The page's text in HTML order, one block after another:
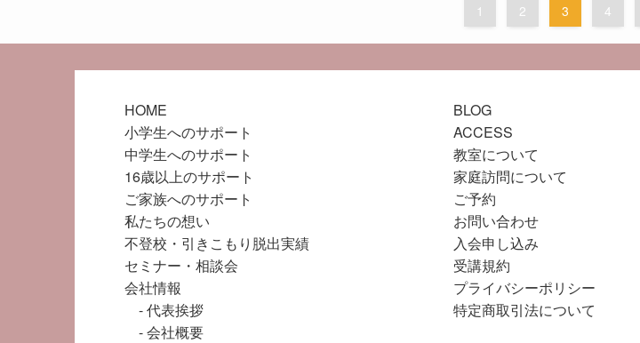
1 2 3 4
BLOG
ACCESS
教室について
家庭訪問について
ご予約
お問い合わせ
入会申し込み
受講規約
プライバシーポリシー
特定商取引法について
HOME
小学生へのサポート
中学生へのサポート
16歳以上のサポート
ご家族へのサポート
私たちの想い
不登校・引きこもり脱出実績
セミナー・相談会
会社情報
代表挨拶
会社概要